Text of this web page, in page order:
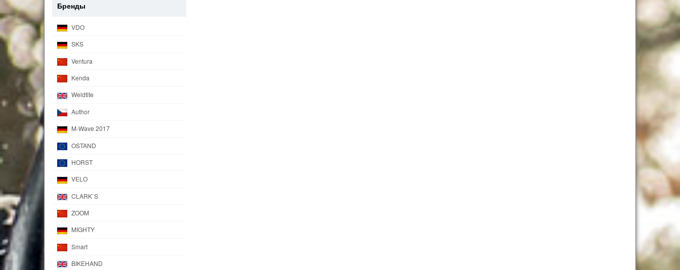
Бренды
VDO
SKS
Ventura
Kenda
Weldtite
Author
M-Wave 2017
OSTAND
HORST
VELO
CLARK`S
ZOOM
MIGHTY
Smart
BIKEHAND